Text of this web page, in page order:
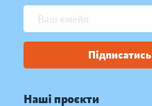
Підписатись
Наші проєкти